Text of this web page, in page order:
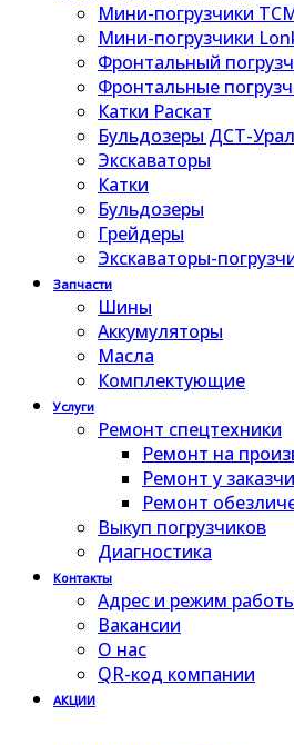
Мини-погрузчики
Мини-погрузчики
Фронтальный
Фронтальные
Катки Раскат
Бульдозеры ДСТ-Урал
Экскаваторы
Катки
Бульдозеры
Грейдеры
Экскаваторы-
Запчасти
Шины
Аккумуляторы
Масла
Комплектующие
Услуги
Ремонт спецтехники
Ремонт на
Ремонт у
Ремонт
Выкуп погрузчиков
Диагностика
Контакты
Адрес и режим
Вакансии
О нас
QR-код компании
АКЦИИ